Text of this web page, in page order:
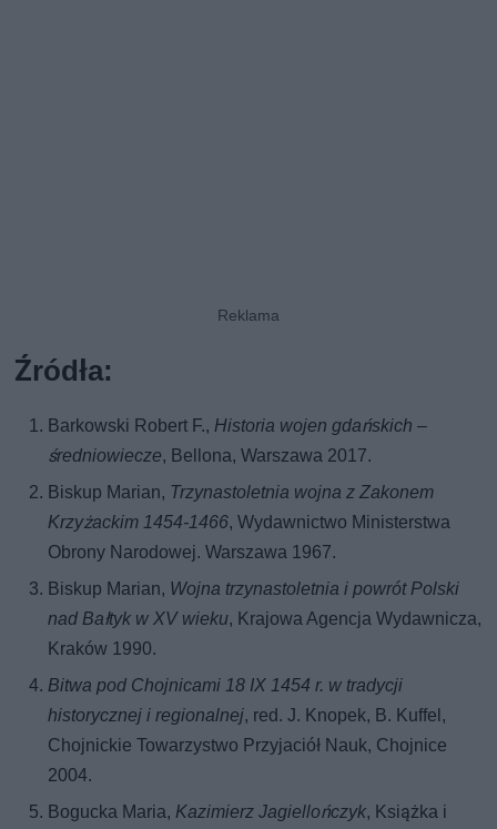
Źródła:
Barkowski Robert F., Historia wojen gdańskich –
średniowiecze, Bellona, Warszawa 2017.
Biskup Marian, Trzynastoletnia wojna z Zakonem
Krzyżackim 1454-1466, Wydawnictwo Ministerstwa
Obrony Narodowej. Warszawa 1967.
Biskup Marian, Wojna trzynastoletnia i powrót Polski
nad Bałtyk w XV wieku, Krajowa Agencja Wydawnicza,
Kraków 1990.
Bitwa pod Chojnicami 18 IX 1454 r. w tradycji
historycznej i regionalnej, red. J. Knopek, B. Kuffel,
Chojnickie Towarzystwo Przyjaciół Nauk, Chojnice
2004.
Bogucka Maria, Kazimierz Jagiellończyk, Książka i